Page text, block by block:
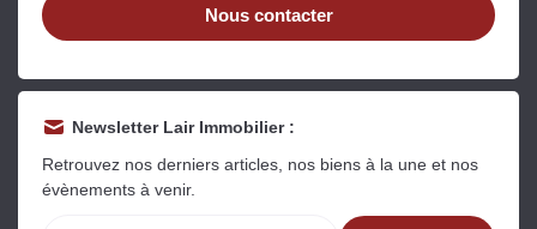
Nous contacter
Newsletter Lair Immobilier :
Retrouvez nos derniers articles, nos biens à la une et nos
évènements à venir.